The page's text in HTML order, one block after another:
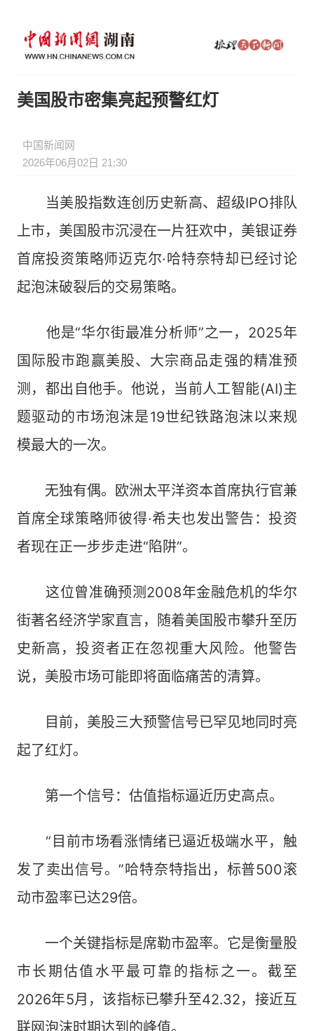
美国股市密集亮起预警红灯
中国新闻网
2026年06月02日 21:30
当美股指数连创历史新高、超级IPO排队
上市，美国股市沉浸在一片狂欢中，美银证券
首席投资策略师迈克尔·哈特奈特却已经讨论
起泡沫破裂后的交易策略。
他是“华尔街最准分析师”之一，2025年
国际股市跑赢美股、大宗商品走强的精准预
测，都出自他手。他说，当前人工智能(AI)主
题驱动的市场泡沫是19世纪铁路泡沫以来规
模最大的一次。
无独有偶。欧洲太平洋资本首席执行官兼
首席全球策略师彼得·希夫也发出警告：投资
者现在正一步步走进“陷阱”。
这位曾准确预测2008年金融危机的华尔
街著名经济学家直言，随着美国股市攀升至历
史新高，投资者正在忽视重大风险。他警告
说，美股市场可能即将面临痛苦的清算。
目前，美股三大预警信号已罕见地同时亮
起了红灯。
第一个信号：估值指标逼近历史高点。
“目前市场看涨情绪已逼近极端水平，触
发了卖出信号。”哈特奈特指出，标普500滚
动市盈率已达29倍。
一个关键指标是席勒市盈率。它是衡量股
市长期估值水平最可靠的指标之一。截至
2026年5月，该指标已攀升至42.32，接近互
联网泡沫时期达到的峰值。